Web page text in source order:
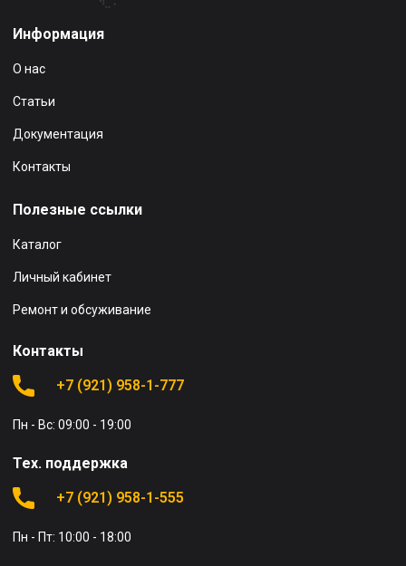
Информация
О нас
Статьи
Документация
Контакты
Полезные ссылки
Каталог
Личный кабинет
Ремонт и обсуживание
Контакты
+7 (921) 958-1-777
Пн - Вс: 09:00 - 19:00
Тех. поддержка
+7 (921) 958-1-555
Пн - Пт: 10:00 - 18:00